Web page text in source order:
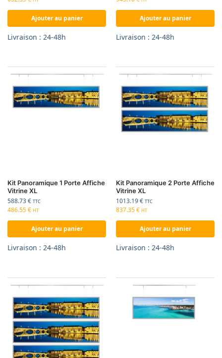
Ajouter au panier
Livraison : 24-48h
Ajouter au panier
Livraison : 24-48h
Kit Panoramique 1 Porte Affiche
Vitrine XL
588.73€ TTC
486.55€ HT
Ajouter au panier
Livraison : 24-48h
Kit Panoramique 2 Porte Affiche
Vitrine XL
1013.19€ TTC
837.35€ HT
Ajouter au panier
Livraison : 24-48h